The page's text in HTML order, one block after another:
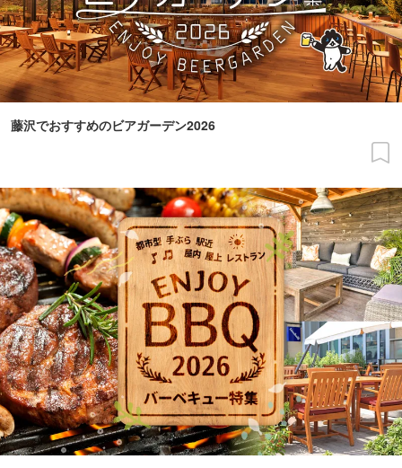
藤沢でおすすめのビアガーデン2026